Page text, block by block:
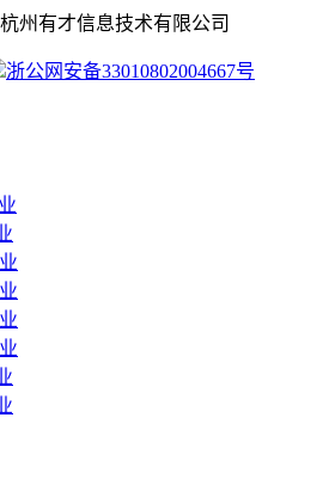
州有才信息技术有限公司
浙公网安备33010802004667号